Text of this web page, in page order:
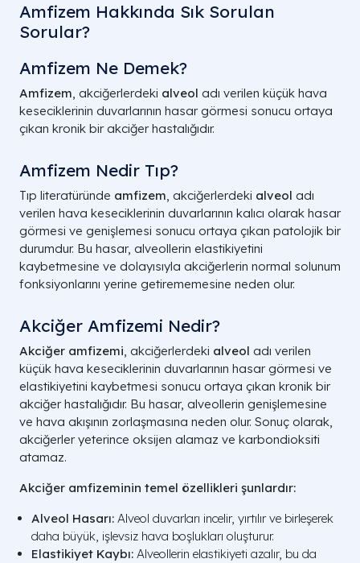
Amfizem Hakkında Sık Sorulan
Sorular?
Amfizem Ne Demek​?
Amfizem, akciğerlerdeki alveol adı verilen küçük hava
keseciklerinin duvarlarının hasar görmesi sonucu ortaya
çıkan kronik bir akciğer hastalığıdır.
Amfizem Nedir Tıp?
Tıp literatüründe amfizem, akciğerlerdeki alveol adı
verilen hava keseciklerinin duvarlarının kalıcı olarak hasar
görmesi ve genişlemesi sonucu ortaya çıkan patolojik bir
durumdur. Bu hasar, alveollerin elastikiyetini
kaybetmesine ve dolayısıyla akciğerlerin normal solunum
fonksiyonlarını yerine getirememesine neden olur.
Akciğer Amfizemi Nedir​?
Akciğer amfizemi, akciğerlerdeki alveol adı verilen
küçük hava keseciklerinin duvarlarının hasar görmesi ve
elastikiyetini kaybetmesi sonucu ortaya çıkan kronik bir
akciğer hastalığıdır. Bu hasar, alveollerin genişlemesine
ve hava akışının zorlaşmasına neden olur. Sonuç olarak,
akciğerler yeterince oksijen alamaz ve karbondioksiti
atamaz.
Akciğer amfizeminin temel özellikleri şunlardır:
Alveol Hasarı: Alveol duvarları incelir, yırtılır ve birleşerek
daha büyük, işlevsiz hava boşlukları oluşturur.
Elastikiyet Kaybı: Alveollerin elastikiyeti azalır, bu da